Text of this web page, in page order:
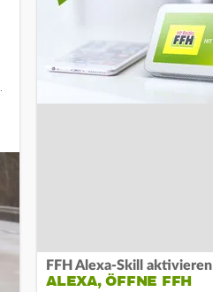
FFH Alexa-Skill aktivieren
ALEXA, ÖFFNE FFH